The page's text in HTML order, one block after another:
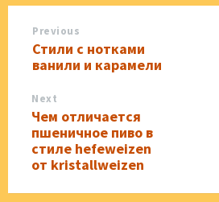
Previous
Стили с нотками
ванили и карамели
Next
Чем отличается
пшеничное пиво в
стиле hefeweizen
от kristallweizen